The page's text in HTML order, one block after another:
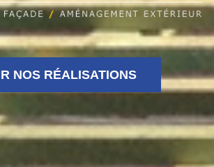
NOS RÉALISATIONS